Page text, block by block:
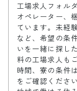
工場求人フォル
オペレーター、
ています。未経
など、希望の条
いを一緒に探し
料の工場求人も
時間、寮の条件
をご確認くださ